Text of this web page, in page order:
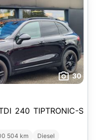
30
240 TIPTRONIC-S
504 km
Diesel